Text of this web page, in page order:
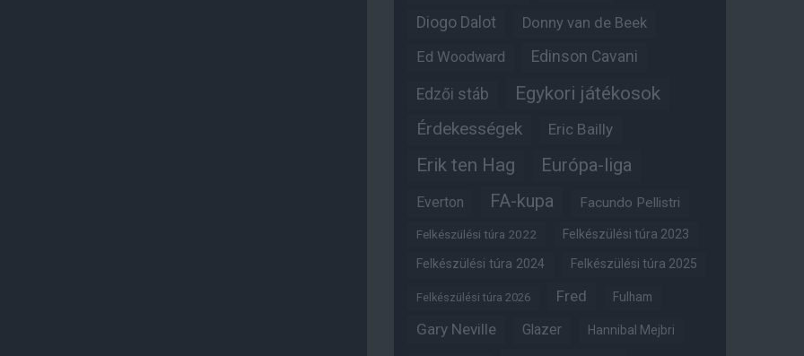
Diogo Dalot
Donny van de Beek
Ed Woodward
Edinson Cavani
Edzői stáb Egykori játékosok
Érdekességek Eric Bailly
Erik ten Hag Európa-liga
Everton FA-kupa Facundo Pellistri
Felkészülési túra 2022 Felkészülési túra 2023
Felkészülési túra 2024 Felkészülési túra 2025
Felkészülési túra 2026 Fred Fulham
Gary Neville Glazer Hannibal Mejbri